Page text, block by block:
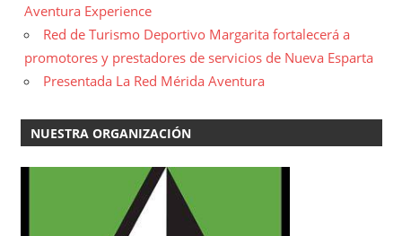
Aventura Experience
Red de Turismo Deportivo Margarita fortalecerá a
promotores y prestadores de servicios de Nueva Esparta
Presentada La Red Mérida Aventura
NUESTRA ORGANIZACIÓN